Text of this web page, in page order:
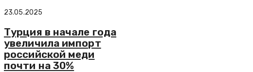
23.05.2025
Турция в начале года
увеличила импорт
российской меди
почти на 30%